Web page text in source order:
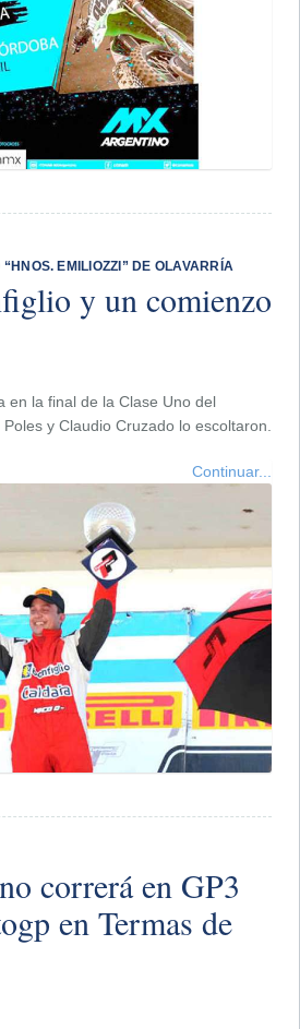
EMILIOZZI” DE OLAVARRÍA
y un comienzo
en la final de la Clase Uno del
y Claudio Cruzado lo escoltaron.
Continuar...
correrá en GP3
en Termas de